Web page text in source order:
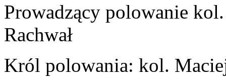
Prowadzący polowanie
Rachwał
Król polowania: kol.